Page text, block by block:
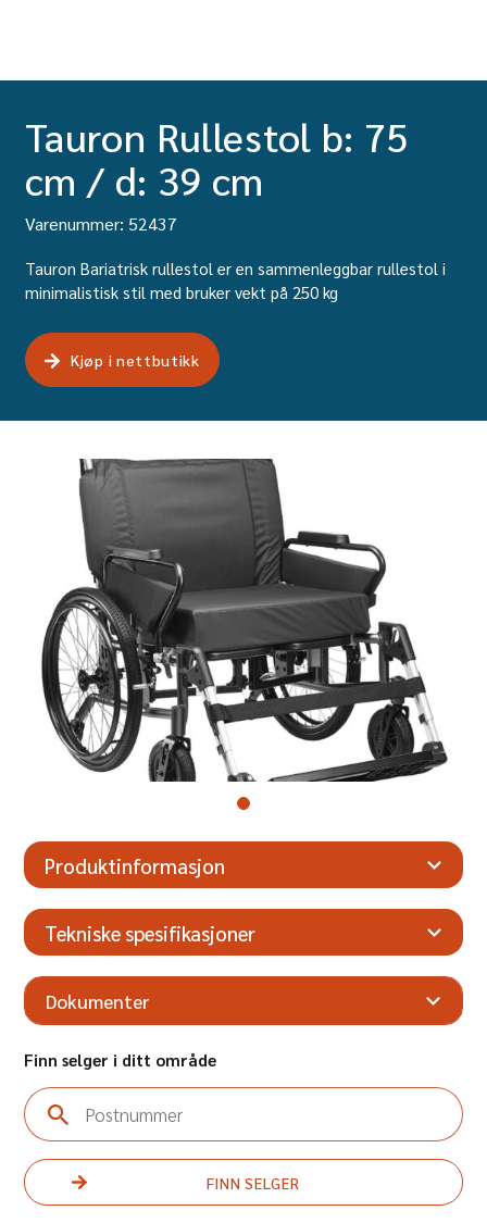
Tauron Rullestol b: 75
cm / d: 39 cm
Varenummer: 52437
Tauron Bariatrisk rullestol er en sammenleggbar rullestol i
minimalistisk stil med bruker vekt på 250 kg
Kjøp i nettbutikk
Produktinformasjon
Tekniske spesifikasjoner
Maks brukervekt
Setebredde
Størrelse sammenlagt
Totalvekt
30 kg
Dokumenter
Finn selger i ditt område
Postnummer